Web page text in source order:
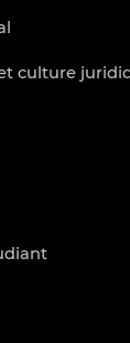
culture